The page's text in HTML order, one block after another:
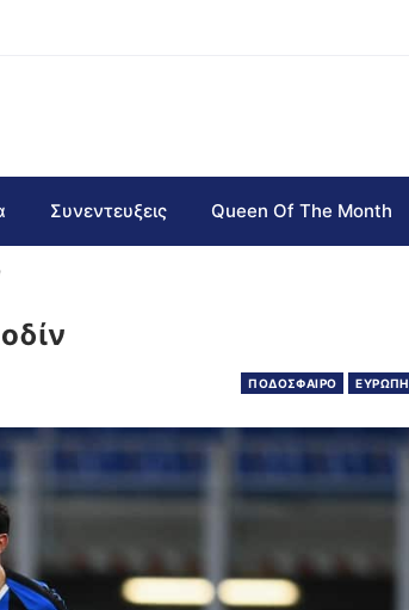
Συνεντευξεις Queen Of The Month
ΠΟΔΟΣΦΑΙΡΟ ΕΥΡΩΠΗ